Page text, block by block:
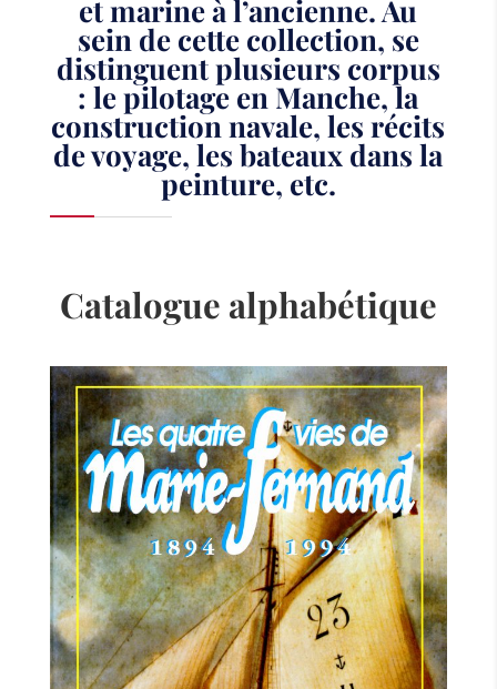
et marine à l’ancienne. Au
sein de cette collection, se
distinguent plusieurs corpus
: le pilotage en Manche, la
construction navale, les récits
de voyage, les bateaux dans la
peinture, etc.
Catalogue alphabétique